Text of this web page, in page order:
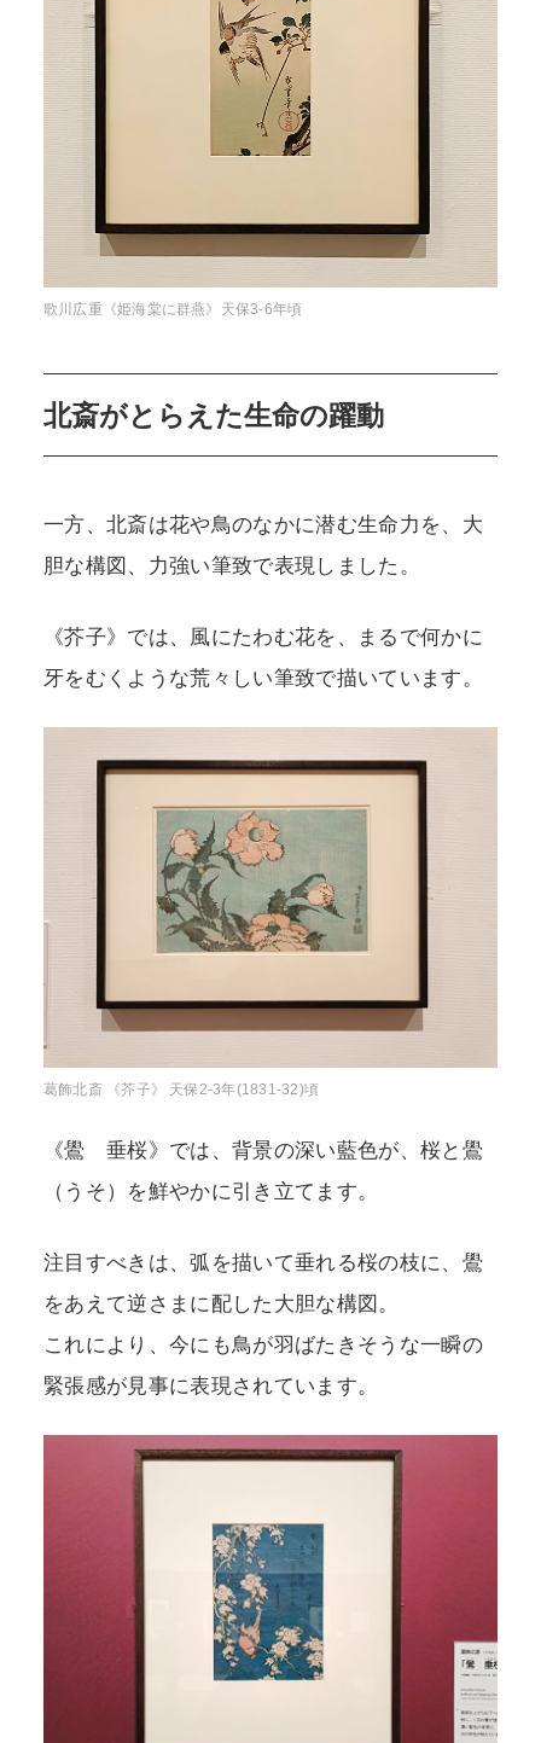
歌川広重《姫海棠に群燕》天保3-6年頃
北斎がとらえた生命の躍動
一方、北斎は花や鳥のなかに潜む生命力を、大
胆な構図、力強い筆致で表現しました。
《芥子》では、風にたわむ花を、まるで何かに
牙をむくような荒々しい筆致で描いています。
葛飾北斎 《芥子》 天保2-3年(1831-32)頃
《鷽 垂桜》では、背景の深い藍色が、桜と鷽
（うそ）を鮮やかに引き立てます。
注目すべきは、弧を描いて垂れる桜の枝に、鷽
をあえて逆さまに配した大胆な構図。
これにより、今にも鳥が羽ばたきそうな一瞬の
緊張感が見事に表現されています。